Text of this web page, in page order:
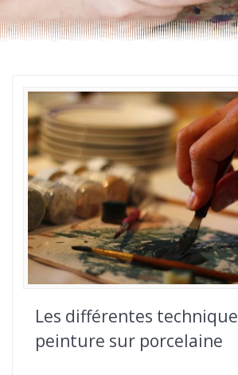
Les différentes
peinture sur porcelaine